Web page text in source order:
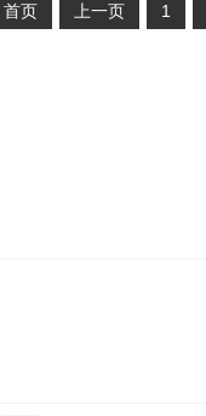
首页 上一页 1